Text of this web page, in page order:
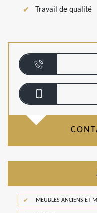
Travail de qualité
MEUBLES ANCIENS ET